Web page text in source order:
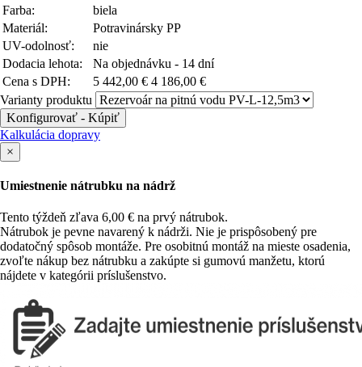
Farba:
biela
Materiál:
Potravinársky PP
UV-odolnosť:
nie
Dodacia lehota:
Na objednávku - 14 dní
Cena s DPH:
5 442,00 € 4 186,00 €
Varianty produktu
Konfigurovať - Kúpiť
Kalkulácia dopravy
×
Umiestnenie nátrubku na nádrž
Tento týždeň zľava 6,00 € na prvý nátrubok.
Nátrubok je pevne navarený k nádrži. Nie je prispôsobený pre
dodatočný spôsob montáže. Pre osobitnú montáž na mieste osadenia,
zvoľte nákup bez nátrubku a zakúpte si gumovú manžetu, ktorú
nájdete v kategórii príslušenstvo.